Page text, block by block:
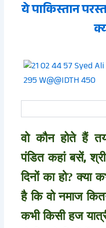
ये पाकिस्तान
वो कौन होते हैं
पंडित कहां बसें,
दिनों का हो? क्या
है कि वो नमाज
कभी किसी हज